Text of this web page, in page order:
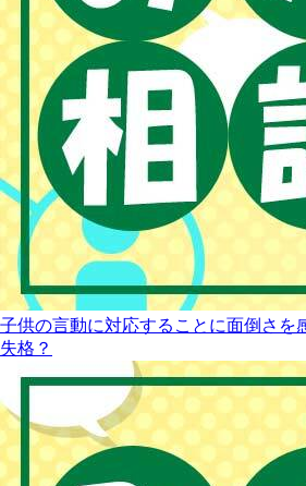
子供の言動に対応することに面倒さを
失格？